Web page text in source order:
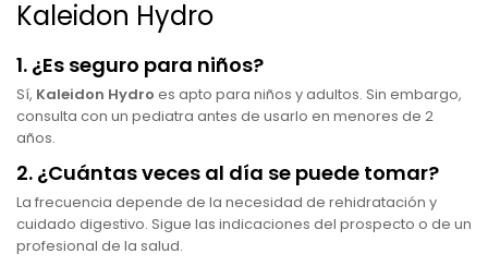
Kaleidon Hydro
1. ¿Es seguro para niños?
Sí, Kaleidon Hydro es apto para niños y adultos. Sin embargo,
consulta con un pediatra antes de usarlo en menores de 2
años.
2. ¿Cuántas veces al día se puede tomar?
La frecuencia depende de la necesidad de rehidratación y
cuidado digestivo. Sigue las indicaciones del prospecto o de un
profesional de la salud.